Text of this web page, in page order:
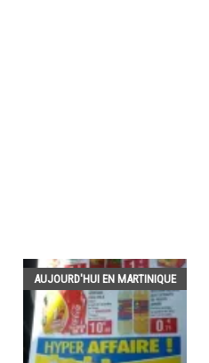
AUJOURD'HUI EN MARTINIQUE